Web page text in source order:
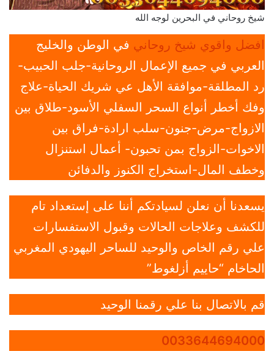
شيخ روحاني في البحرين لوجه الله
افضل واقوي شيخ روحاني في الوطن والخليج
العربي في جميع الإعمال الروحانية-جلب الحبيب-
رد المطلقة-موافقة الأهل عي شريك الحياة-علاج
وفك أخطر أنواع السحر السفلي الأسود-طلاق بين
الازواج-مرض-جنون-سلب ارادة-فراق بين
الاخوات-الزواج بمن تحبون- أعمال استنزال
وخطف المال-استخراج الكنوز والدفائن
يسعدنا أن نعلن لسيادتكم أننا على إستعداد تام
للكشف وعلاجات الحالات وقبول الاستفسارات
علي رقم الخاص والوحيد للساحر اليهودي المغربي
الحاخام “حاييم أزلغوط”
قم بالاتصال بنا علي رقمنا الوحيد
0033644694000